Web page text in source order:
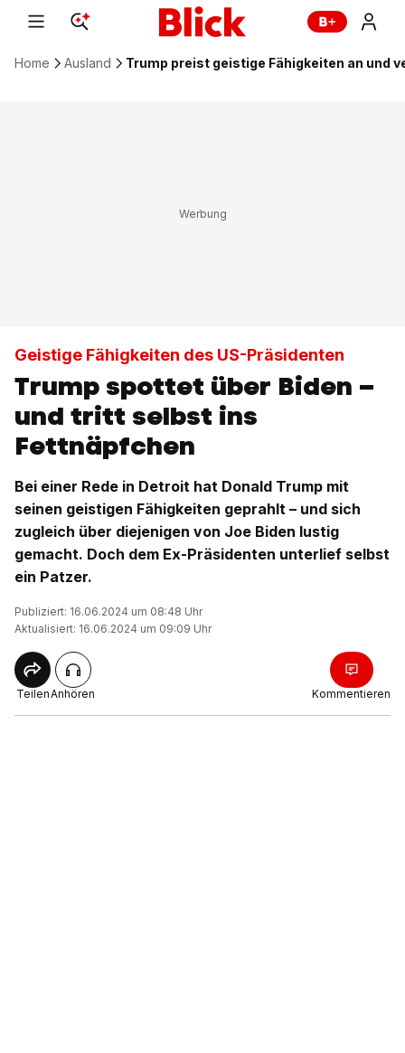
Home Ausland Trump preist geistige Fähigkeiten an und
Geistige Fähigkeiten des US-Präsidenten
Trump spottet über Biden –
und tritt selbst ins
Fettnäpfchen
Bei einer Rede in Detroit hat Donald Trump mit
seinen geistigen Fähigkeiten geprahlt – und sich
zugleich über diejenigen von Joe Biden lustig
gemacht. Doch dem Ex-Präsidenten unterlief selbst
ein Patzer.
Publiziert: 16.06.2024 um 08:48 Uhr
Aktualisiert: 16.06.2024 um 09:09 Uhr
TeilenAnhören Kommentieren